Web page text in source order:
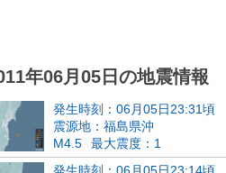
年06月05日の地震情報
発生時刻：06月05日23:31頃
震源地：福島県沖
M4.5
最大震度：1
発生時刻：06月05日23:14頃